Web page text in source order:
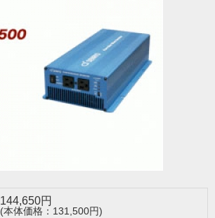
144,650円
(本体価格：131,500円)